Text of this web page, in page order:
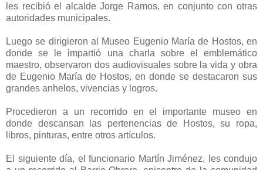
les recibió el alcalde Jorge Ramos, en conjunto con otras
autoridades municipales.
Luego se dirigieron al Museo Eugenio María de Hostos, en
donde se le impartió una charla sobre el emblemático
maestro, observaron dos audiovisuales sobre la vida y obra
de Eugenio María de Hostos, en donde se destacaron sus
grandes anhelos, vivencias y logros.
Procedieron a un recorrido en el importante museo en
donde descansan las pertenencias de Hostos, su ropa,
libros, pinturas, entre otros artículos.
El siguiente día, el funcionario Martín Jiménez, les condujo